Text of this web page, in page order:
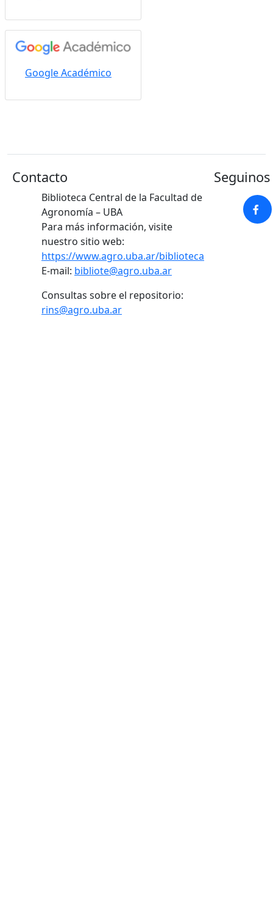
Google Académico
Contacto
Biblioteca Central de la Facultad de
Agronomía – UBA
Para más información, visite
nuestro sitio web:
https://www.agro.uba.ar/biblioteca
E-mail: bibliote@agro.uba.ar
Consultas sobre el repositorio:
rins@agro.uba.ar